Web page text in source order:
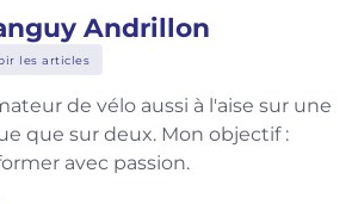
Andrillon
les articles
de vélo aussi à l'aise sur une
que sur deux. Mon objectif :
avec passion.